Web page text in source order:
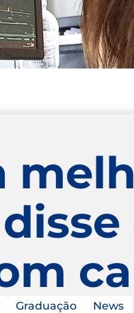
Graduação News